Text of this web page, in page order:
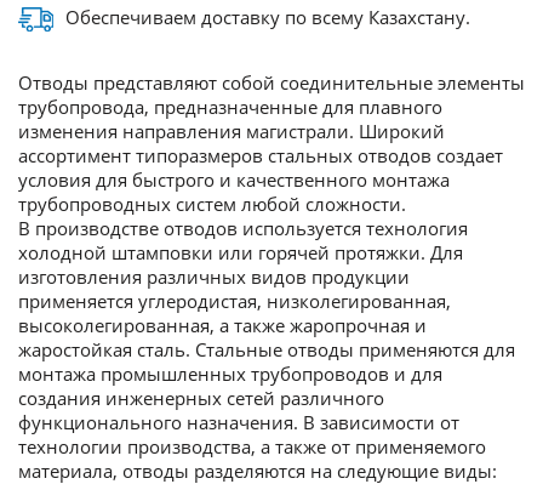
Обеспечиваем доставку по всему Казахстану.
Отводы представляют собой соединительные элементы
трубопровода, предназначенные для плавного
изменения направления магистрали. Широкий
ассортимент типоразмеров стальных отводов создает
условия для быстрого и качественного монтажа
трубопроводных систем любой сложности.
В производстве отводов используется технология
холодной штамповки или горячей протяжки. Для
изготовления различных видов продукции
применяется углеродистая, низколегированная,
высоколегированная, а также жаропрочная и
жаростойкая сталь. Стальные отводы применяются для
монтажа промышленных трубопроводов и для
создания инженерных сетей различного
функционального назначения. В зависимости от
технологии производства, а также от применяемого
материала, отводы разделяются на следующие виды: